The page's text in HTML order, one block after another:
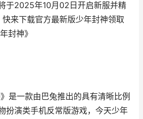
于2025年10月02日开启新服并精
来下载官方最新版少年封神领取
封神》
是一款由巴兔推出的具有清晰比例
扮演类手机反常版游戏，今天少年